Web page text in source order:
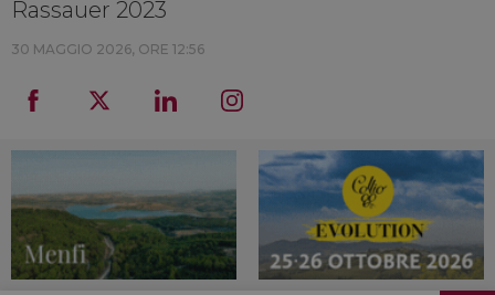
WINENEWS TV
Rassauer 2023
30 MAGGIO 2026, ORE 12:56